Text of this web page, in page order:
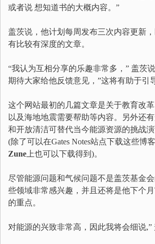
或者说 想知道书的大概内容。”
盖茨说，他计划每周发布三次内容更新
有比较有深度的文章。
“我认为互相分享的乐趣非常多，” 盖茨
期待大家给他反馈意见，”这将有助于引
这个网站最初的几篇文章是关于教育改
以及海地地震需要帮助等内容。另外还
和开放清洁可替代当今能源资源的挑战演
(除了可以在Gates Notes站点下载这些博
Zune 上也可以下载得到)。
尽管能源问题和气候问题不是盖茨基金
些领域非常感兴趣，并且还将是他下个
的重点。
对能源的兴致非常高，因此我将会细说,”